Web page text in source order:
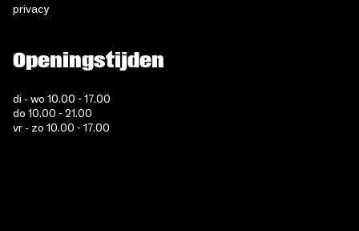
privacy
Openingstijden
di - wo 10.00 - 17.00
do 10.00 - 21.00
vr - zo 10.00 - 17.00